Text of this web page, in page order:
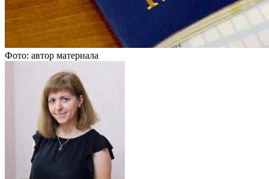
Фото: автор материала